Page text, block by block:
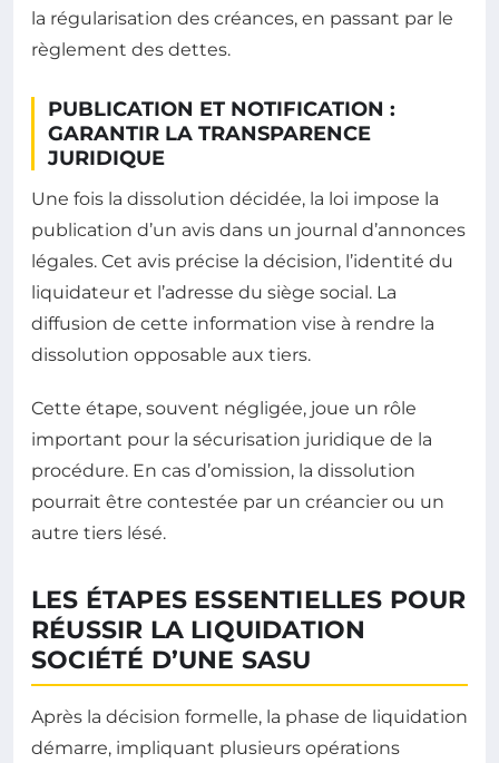
la régularisation des créances, en passant par le
règlement des dettes.
PUBLICATION ET NOTIFICATION :
GARANTIR LA TRANSPARENCE
JURIDIQUE
Une fois la dissolution décidée, la loi impose la
publication d’un avis dans un journal d’annonces
légales. Cet avis précise la décision, l’identité du
liquidateur et l’adresse du siège social. La
diffusion de cette information vise à rendre la
dissolution opposable aux tiers.
Cette étape, souvent négligée, joue un rôle
important pour la sécurisation juridique de la
procédure. En cas d’omission, la dissolution
pourrait être contestée par un créancier ou un
autre tiers lésé.
LES ÉTAPES ESSENTIELLES POUR
RÉUSSIR LA LIQUIDATION
SOCIÉTÉ D’UNE SASU
Après la décision formelle, la phase de liquidation
démarre, impliquant plusieurs opérations